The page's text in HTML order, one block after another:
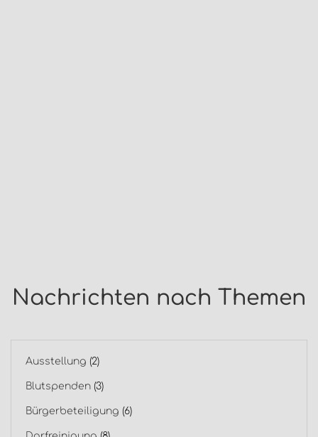
Nachrichten nach Themen
Ausstellung (2)
Blutspenden (3)
Bürgerbeteiligung (6)